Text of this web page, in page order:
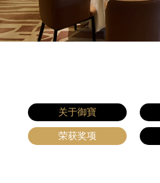
关于御寶
荣获奖项